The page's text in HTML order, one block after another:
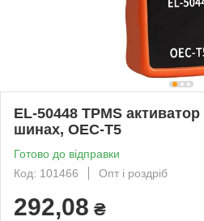
EL-50448 TPMS активатор
шинах, OEC-T5
Готово до відправки
Код: 101466
Опт і роздріб
292,08 ₴